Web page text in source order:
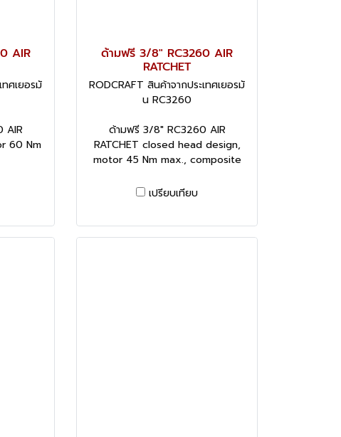
AIR
ทศเยอรมั
AIR
60 Nm
ด้ามฟรี 3/8" RC3260 AIR
RATCHET
RODCRAFT สินค้าจากประเทศเยอรมั
น RC3260
ด้ามฟรี 3/8" RC3260 AIR
RATCHET closed head design,
motor 45 Nm max., composite
เปรียบเทียบ